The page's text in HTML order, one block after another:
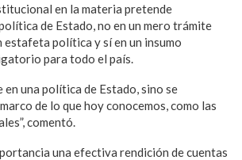
en la materia pretende
de Estado, no en un mero trámite
política y sí en un insumo
para todo el país.
en una política de Estado, sino se
de lo que hoy conocemos, como las
comentó.
una efectiva rendición de cuentas